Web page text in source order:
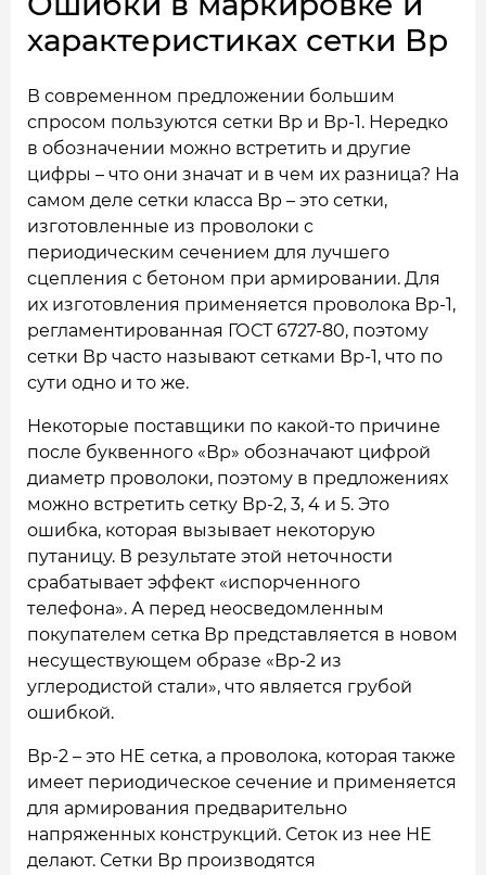
характеристиках сетки Вр
В современном предложении большим
спросом пользуются сетки Вр и Вр-1. Нередко
в обозначении можно встретить и другие
цифры – что они значат и в чем их разница? На
самом деле сетки класса Вр – это сетки,
изготовленные из проволоки с
периодическим сечением для лучшего
сцепления с бетоном при армировании. Для
их изготовления применяется проволока Вр-1,
регламентированная ГОСТ 6727-80, поэтому
сетки Вр часто называют сетками Вр-1, что по
сути одно и то же.
Некоторые поставщики по какой-то причине
после буквенного «Вр» обозначают цифрой
диаметр проволоки, поэтому в предложениях
можно встретить сетку Вр-2, 3, 4 и 5. Это
ошибка, которая вызывает некоторую
путаницу. В результате этой неточности
срабатывает эффект «испорченного
телефона». А перед неосведомленным
покупателем сетка Вр представляется в новом
несуществующем образе «Вр-2 из
углеродистой стали», что является грубой
ошибкой.
Вр-2 – это НЕ сетка, а проволока, которая также
имеет периодическое сечение и применяется
для армирования предварительно
напряженных конструкций. Сеток из нее НЕ
делают. Сетки Вр производятся